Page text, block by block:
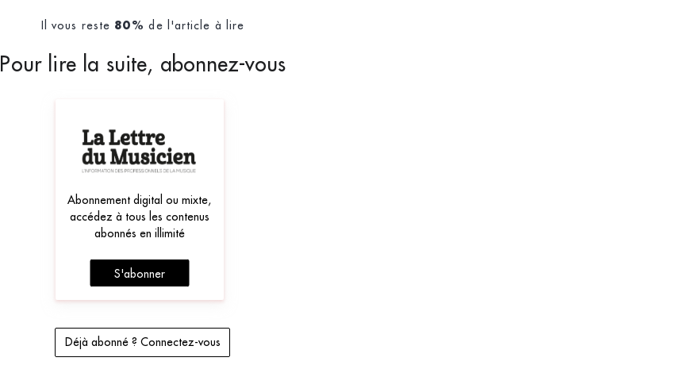
Il vous reste 80% de l'article à lire
Pour lire la suite, abonnez-vous
Abonnement digital ou mixte,
accédez à tous les contenus
abonnés en illimité
S'abonner
Déjà abonné ? Connectez-vous